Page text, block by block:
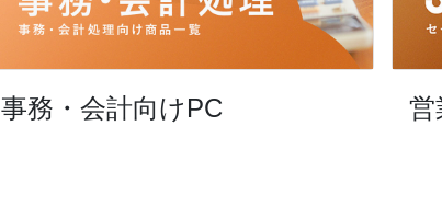
事務・会計向けPC 営